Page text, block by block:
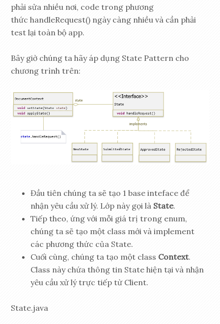
phải sửa nhiều nơi, code trong phương
thức handleRequest() ngày càng nhiều và cần phải
test lại toàn bộ app.
Bây giờ chúng ta hãy áp dụng State Pattern cho
chương trình trên:
Đầu tiên chúng ta sẽ tạo 1 base inteface để
nhận yêu cầu xử lý. Lớp này gọi là State.
Tiếp theo, ứng với mỗi giá trị trong enum,
chúng ta sẽ tạo một class mới và implement
các phương thức của State.
Cuối cùng, chúng ta tạo một class Context.
Class này chứa thông tin State hiện tại và nhận
yêu cầu xử lý trực tiếp từ Client.
State.java